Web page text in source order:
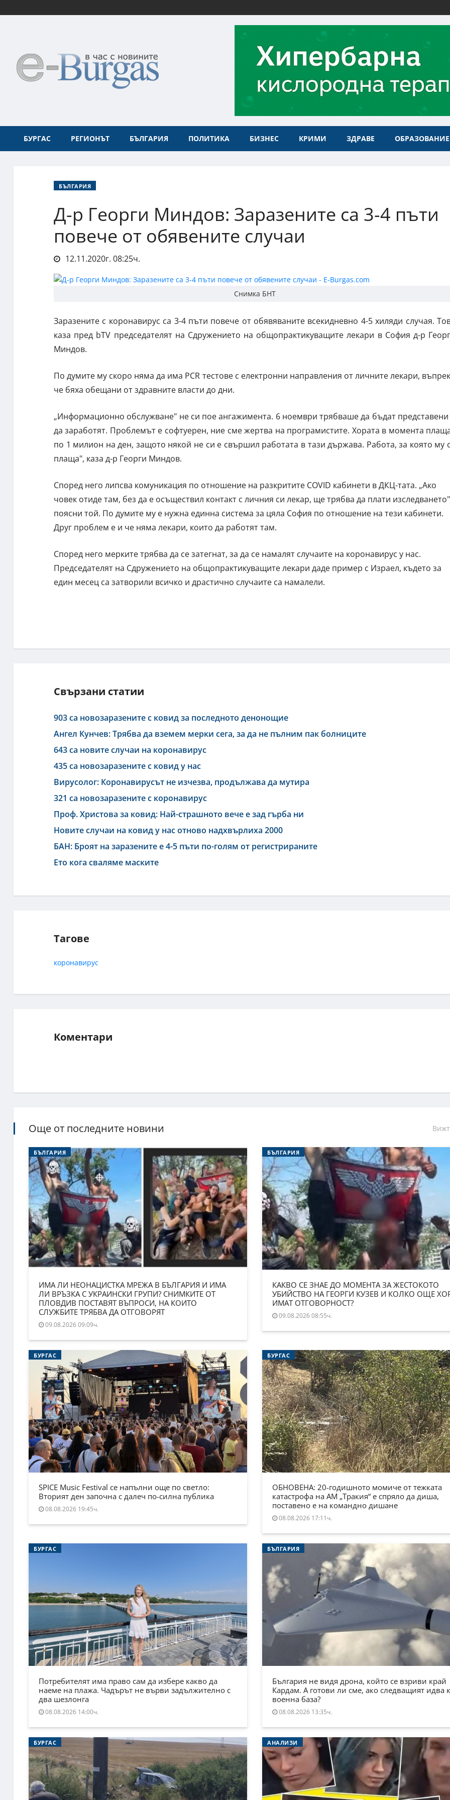
БУРГАС РЕГИОНЪТ БЪЛГАРИЯ ПОЛИТИКА БИЗНЕС КРИМИ ЗДРАВЕ ОБРАЗОВАНИЕ
БЪЛГАРИЯ
Д-р Георги Миндов: Заразените са 3-4 пъти
повече от обявените случаи
12.11.2020г. 08:25ч.
Снимка БНТ
Заразените с коронавирус са 3-4 пъти повече от обявяваните всекидневно 4-5 хиляди случая.
каза пред bTV председателят на Сдружението на общопрактикуващите лекари в София д-р
Миндов.
По думите му скоро няма да има PCR тестове с електронни направления от личните лекари,
че бяха обещани от здравните власти до дни.
„Информационно обслужване" не си пое ангажимента. 6 ноември трябваше да бъдат
да заработят. Проблемът е софтуерен, ние сме жертва на програмистите. Хората в момента
по 1 милион на ден, защото някой не си е свършил работата в тази държава. Работа, за която му
плаща", каза д-р Георги Миндов.
Според него липсва комуникация по отношение на разкритите COVID кабинети в ДКЦ-тата. „Ако
човек отиде там, без да е осъществил контакт с личния си лекар, ще трябва да плати
поясни той. По думите му е нужна единна система за цяла София по отношение на тези кабинети.
Друг проблем е и че няма лекари, които да работят там.
Според него мерките трябва да се затегнат, за да се намалят случаите на коронавирус у нас.
Председателят на Сдружението на общопрактикуващите лекари даде пример с Израел, където за
един месец са затворили всичко и драстично случаите са намалели.
Свързани статии
903 са новозаразените с ковид за последното денонощие
Ангел Кунчев: Трябва да вземем мерки сега, за да не пълним пак болниците
643 са новите случаи на коронавирус
435 са новозаразените с ковид у нас
Вирусолог: Коронавирусът не изчезва, продължава да мутира
321 са новозаразените с коронавирус
Проф. Христова за ковид: Най-страшното вече е зад гърба ни
Новите случаи на ковид у нас отново надхвърлиха 2000
БАН: Броят на заразените е 4-5 пъти по-голям от регистрираните
Ето кога сваляме маските
Тагове
коронавирус
Коментари
Още от последните новини
БЪЛГАРИЯ
ИМА ЛИ НЕОНАЦИСТКА МРЕЖА В БЪЛГАРИЯ И ИМА
ЛИ ВРЪЗКА С УКРАИНСКИ ГРУПИ? СНИМКИТЕ ОТ
ПЛОВДИВ ПОСТАВЯТ ВЪПРОСИ, НА КОИТО
СЛУЖБИТЕ ТРЯБВА ДА ОТГОВОРЯТ
09.08.2026 09:09ч.
БЪЛГАРИЯ
КАКВО СЕ ЗНАЕ ДО МОМЕНТА ЗА ЖЕСТОКОТО
УБИЙСТВО НА ГЕОРГИ КУЗЕВ И КОЛКО ОЩЕ
ИМАТ ОТГОВОРНОСТ?
09.08.2026 08:55ч.
БУРГАС
SPICE Music Festival се напълни още по светло:
Вторият ден започна с далеч по-силна публика
08.08.2026 19:45ч.
БУРГАС
ОБНОВЕНА: 20-годишното момиче от тежката
катастрофа на АМ „Тракия“ е спряло да диша,
поставено е на командно дишане
08.08.2026 17:11ч.
БУРГАС
Потребителят има право сам да избере какво да
наеме на плажа. Чадърът не върви задължително с
два шезлонга
08.08.2026 14:00ч.
БЪЛГАРИЯ
България не видя дрона, който се взриви край
Кардам. А готови ли сме, ако следващият идва
военна база?
08.08.2026 13:35ч.
БУРГАС АНАЛИЗИ